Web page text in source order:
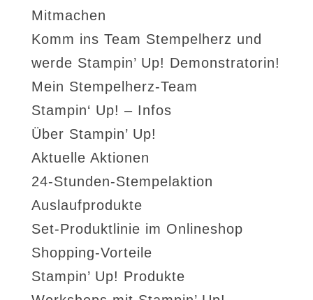
Mitmachen
Komm ins Team Stempelherz und
werde Stampin’ Up! Demonstratorin!
Mein Stempelherz-Team
Stampin‘ Up! – Infos
Über Stampin’ Up!
Aktuelle Aktionen
24-Stunden-Stempelaktion
Auslaufprodukte
Set-Produktlinie im Onlineshop
Shopping-Vorteile
Stampin’ Up! Produkte